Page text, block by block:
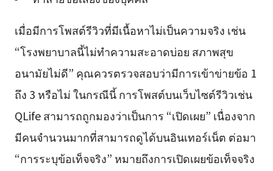
เมื่อมีการโพสต์รีวิวที่มีเนื้อหาไม่เป็นความจริง เช่น
“โรงพยาบาลนี้ไม่ทำความสะอาดบ่อย สภาพสุข
อนามัยไม่ดี” คุณควรตรวจสอบว่ามีการเข้าข่ายข้อ 1
ถึง 3 หรือไม่ ในกรณีนี้ การโพสต์บนเว็บไซต์รีวิวเช่น
QLife สามารถถูกมองว่าเป็นการ “เปิดเผย” เนื่องจาก
มีคนจำนวนมากที่สามารถดูได้บนอินเทอร์เน็ต ต่อมา
“การระบุข้อเท็จจริง” หมายถึงการเปิดเผยข้อเท็จจริง